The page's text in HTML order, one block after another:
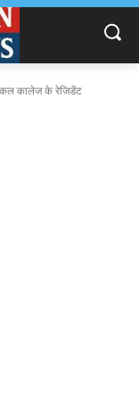
कालेज के रेजिडेंट